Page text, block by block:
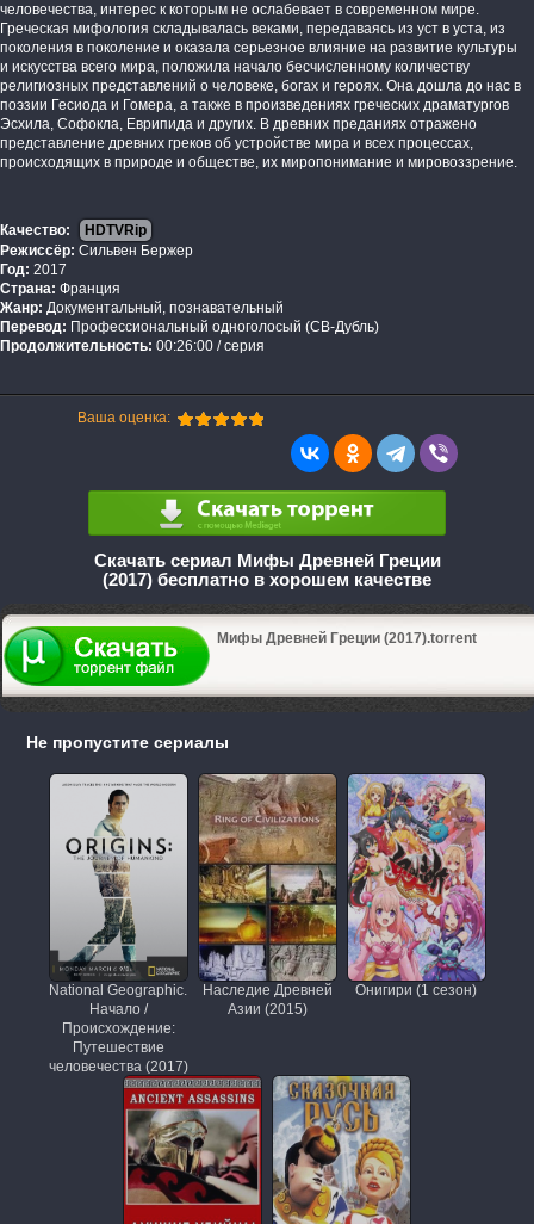
человечества, интерес к которым не ослабевает в современном мире.
Греческая мифология складывалась веками, передаваясь из уст в уста, из
поколения в поколение и оказала серьезное влияние на развитие культуры
и искусства всего мира, положила начало бесчисленному количеству
религиозных представлений о человеке, богах и героях. Она дошла до нас в
поэзии Гесиода и Гомера, а также в произведениях греческих драматургов
Эсхила, Софокла, Еврипида и других. В древних преданиях отражено
представление древних греков об устройстве мира и всех процессах,
происходящих в природе и обществе, их миропонимание и мировоззрение.
Качество:
HDTVRip
Режиссёр: Сильвен Бержер
Год: 2017
Страна: Франция
Жанр: Документальный, познавательный
Перевод: Профессиональный одноголосый (СВ-Дубль)
Продолжительность: 00:26:00 / серия
Ваша оценка:
Скачать сериал Мифы Древней Греции
(2017) бесплатно в хорошем качестве
Мифы Древней Греции (2017).torrent
Не пропустите сериалы
National Geographic.
Начало /
Происхождение:
Путешествие
человечества (2017)
Наследие Древней
Азии (2015)
Онигири (1 сезон)